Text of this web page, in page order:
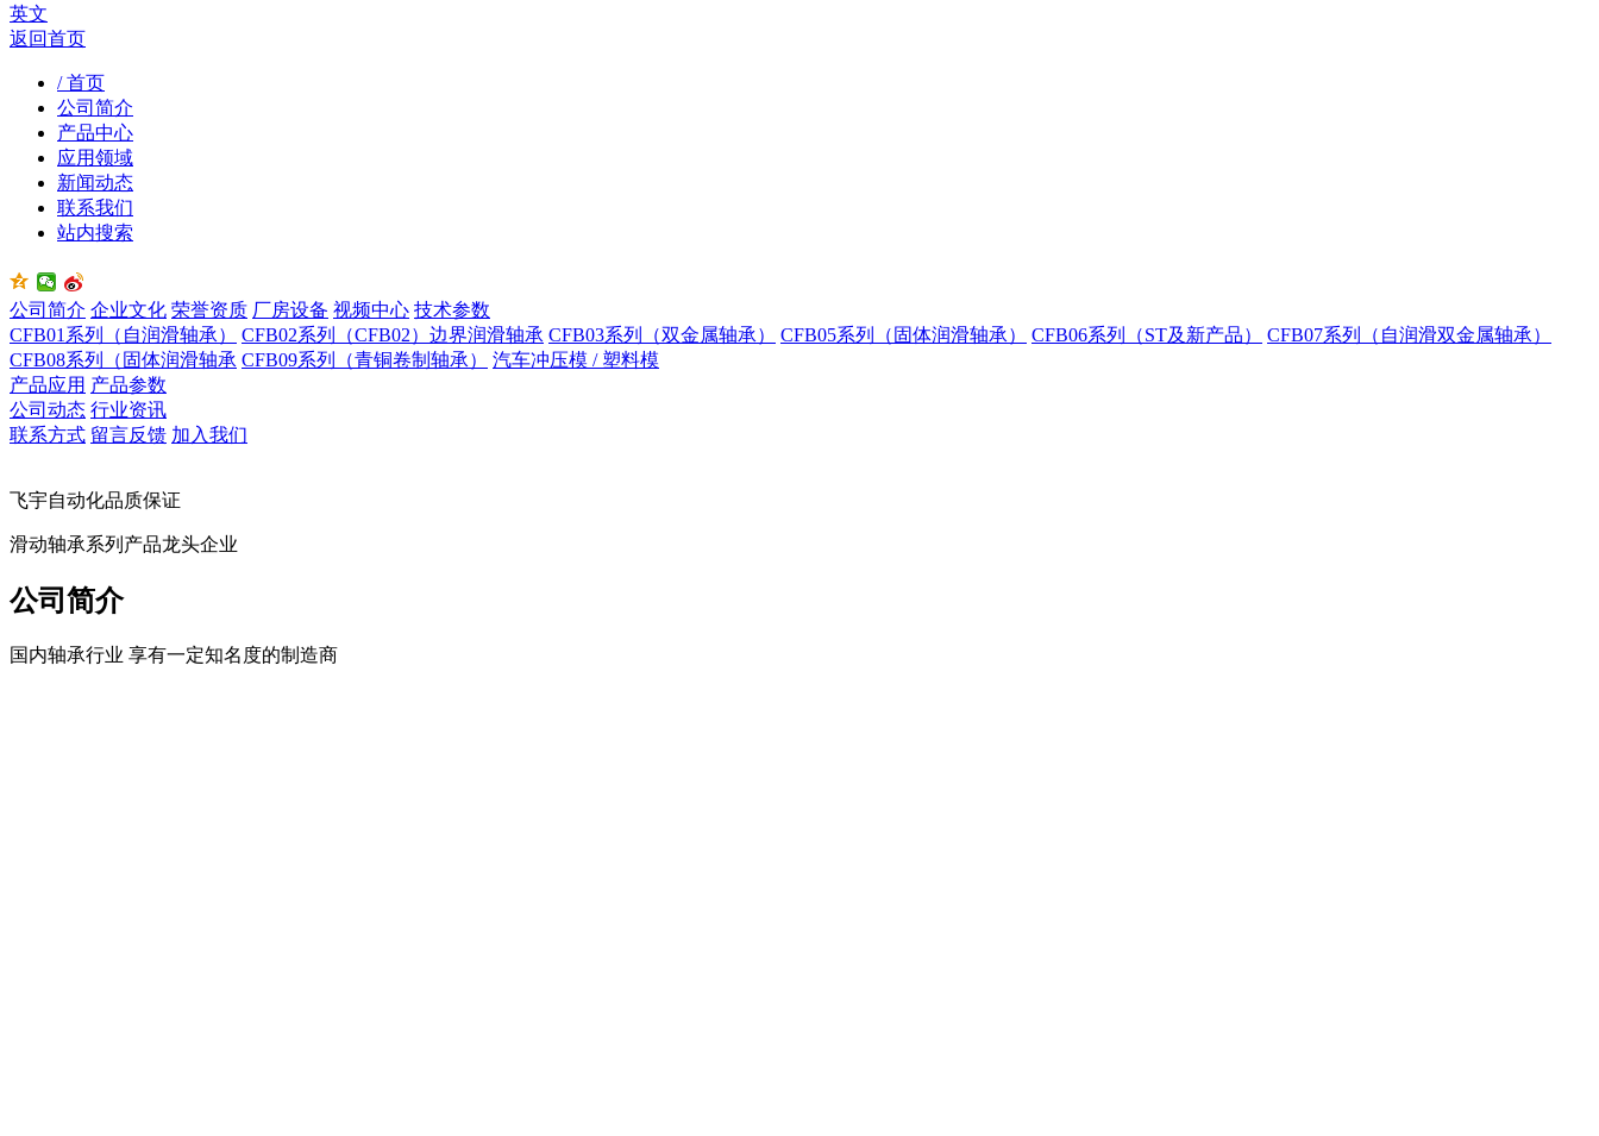
英文
返回首页
/ 首页
公司简介
产品中心
应用领域
新闻动态
联系我们
站内搜索
公司简介 企业文化 荣誉资质 厂房设备 视频中心 技术参数
CFB01系列（自润滑轴承）
CFB02系列（CFB02）边界润滑轴承 CFB03系列（双金属轴承） CFB05系列（固体润滑轴承） CFB06系列（ST及新产品）
CFB07系列（自润滑双金属轴承）
CFB08系列（固体润滑轴承 CFB09系列（青铜卷制轴承）
汽车冲压模 / 塑料模
产品应用 产品参数
公司动态 行业资讯
联系方式 留言反馈 加入我们
飞宇自动化品质保证
滑动轴承系列产品龙头企业
公司简介
国内轴承行业 享有一定知名度的制造商